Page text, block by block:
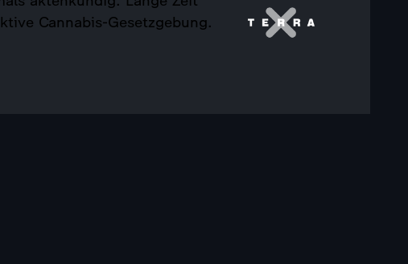
Cannabis-Gesetzgebung.